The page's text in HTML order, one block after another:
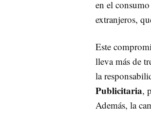
en el
extranjeros,
Este
lleva más de
la
Publicitaria,
Además, la